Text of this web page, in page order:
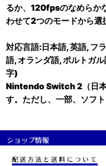
るか、120fpsのなめらか
わせて2つのモードから選
対応言語:日本語, 英語, フ
語, オランダ語, ポルトガ
字)
Nintendo Switch 2（日本
す。ただし、一部、ソフ